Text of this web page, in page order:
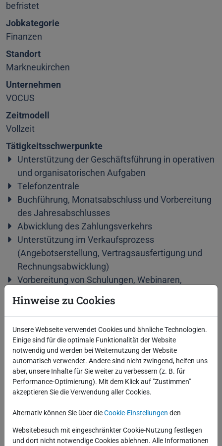
befristet
Jobkategorie
Finanzen
Standort
Markneukirchen
Unternehmen
VOCUS
Zeitmodell
Vollzeit
Tätigkeitsschwerpunkte
Unterstützung der Geschäftsführung in operativen
und organisatorischen Aufgaben
Telefonzentrale
Buchführung, Monatsabschluss und Vorbereitung
des Jahresabschlusses
Abwicklung des Zahlungsverkehrs
Unterstützung im Verkaufsprozess
(Angebotserstellung, Vertragsausfertigung und
Rechnungsabwicklung)
Vorbereitung von Schulungen, Webinaren,
Öffentlichkeitsarbeit
Anforderungen
Mindestens Realschulabschluss, gerne auch
Abitur oder vergleichbarer Schulabschluss
gute Noten in Mathematik, Deutsch und Englisch
sehr gute PC-Kenntnisse, logisches
Denkvermögen
hohe Kundenorientierung
vertrauenswürdiger und gewissenhafter Umgang
mit übertragenden Aufgaben und Informationen
Hinweise zu Cookies
Unsere Webseite verwendet Cookies und ähnliche Technologien.
Einige sind für die optimale Funktionalität der Website
notwendig und werden bei Weiternutzung der Website
automatisch verwendet. Andere sind nicht zwingend, helfen uns
aber, unsere Inhalte für Sie weiter zu verbessern (z. B. für
Performance-Optimierung). Mit dem Klick auf "Zustimmen"
akzeptieren Sie die Verwendung aller Cookies.
Alternativ können Sie über dieCookie-Einstellungen den
Websitebesuch mit eingeschränkter Cookie-Nutzung festlegen
und dort nicht notwendige Cookies ablehnen. Alle Informationen